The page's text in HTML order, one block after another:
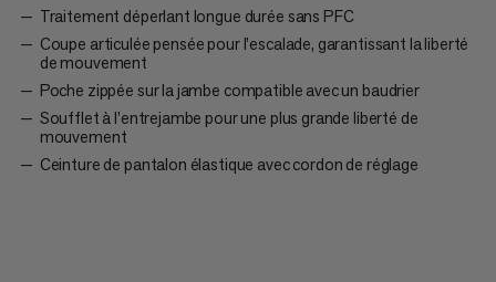
Traitement déperlant longue durée sans PFC
Coupe articulée pensée pour l’escalade, garantissant la liberté
de mouvement
Poche zippée sur la jambe compatible avec un baudrier
Soufflet à l’entrejambe pour une plus grande liberté de
mouvement
Ceinture de pantalon élastique avec cordon de réglage